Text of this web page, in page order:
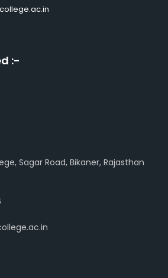
:-
Sagar Road, Bikaner, Rajasthan